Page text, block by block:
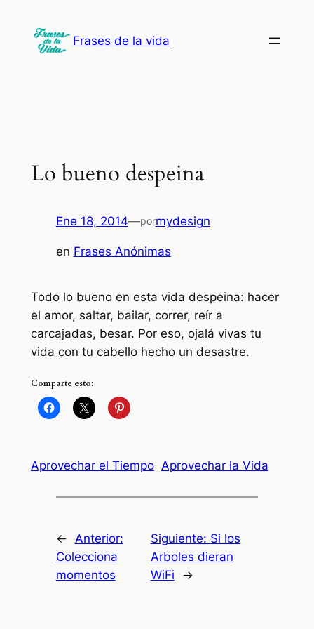
contenido
Frases de la vida
Lo bueno despeina
Ene 18, 2014—pormydesign
en Frases Anónimas
Todo lo bueno en esta vida despeina: hacer
el amor, saltar, bailar, correr, reír a
carcajadas, besar. Por eso, ojalá vivas tu
vida con tu cabello hecho un desastre.
Comparte esto:
Aprovechar el Tiempo Aprovechar la Vida
←
Anterior:
Colecciona
momentos
Siguiente: Si los
Arboles dieran
WiFi
→